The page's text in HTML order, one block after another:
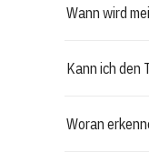
Wann wird
Kann ich den
Woran